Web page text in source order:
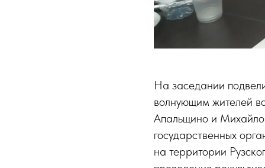
На заседании
волнующим жителей
Апальщино и
государственных
на территории